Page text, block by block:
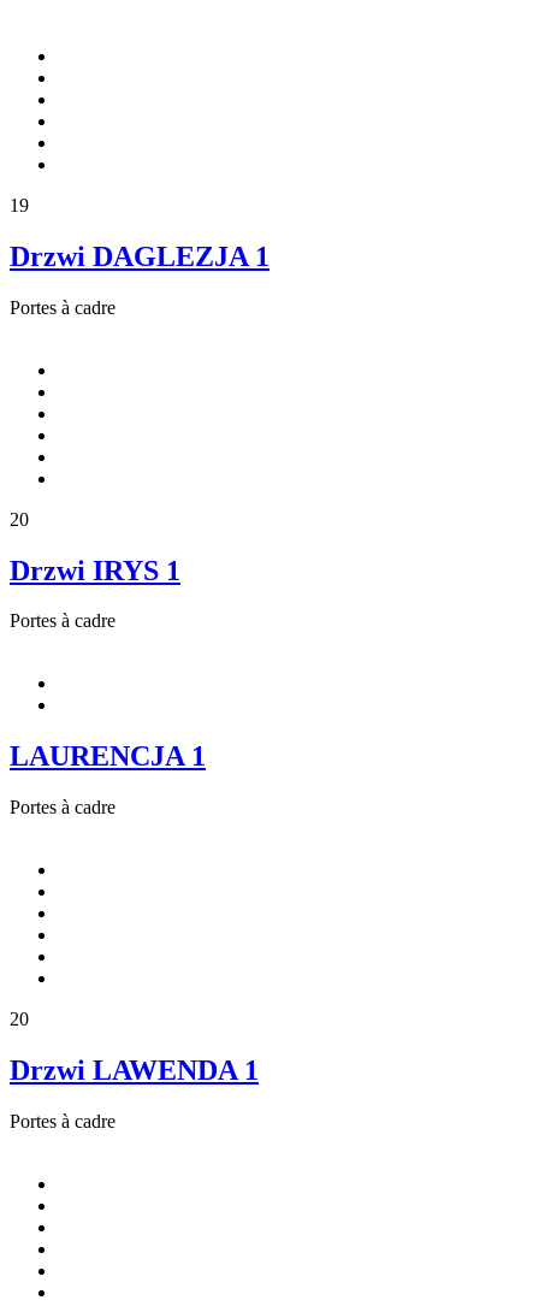
19
Drzwi DAGLEZJA 1
Portes à cadre
20
Drzwi IRYS 1
Portes à cadre
LAURENCJA 1
Portes à cadre
20
Drzwi LAWENDA 1
Portes à cadre